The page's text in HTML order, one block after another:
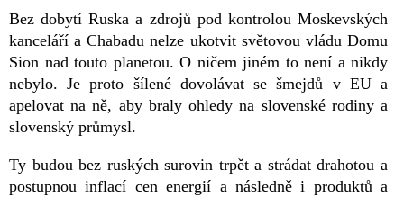
Bez dobytí Ruska a zdrojů pod kontrolou Moskevských
kanceláří a Chabadu nelze ukotvit světovou vládu Domu
Sion nad touto planetou. O ničem jiném to není a nikdy
nebylo. Je proto šílené dovolávat se šmejdů v EU a
apelovat na ně, aby braly ohledy na slovenské rodiny a
slovenský průmysl.
Ty budou bez ruských surovin trpět a strádat drahotou a
postupnou inflací cen energií a následně i produktů a